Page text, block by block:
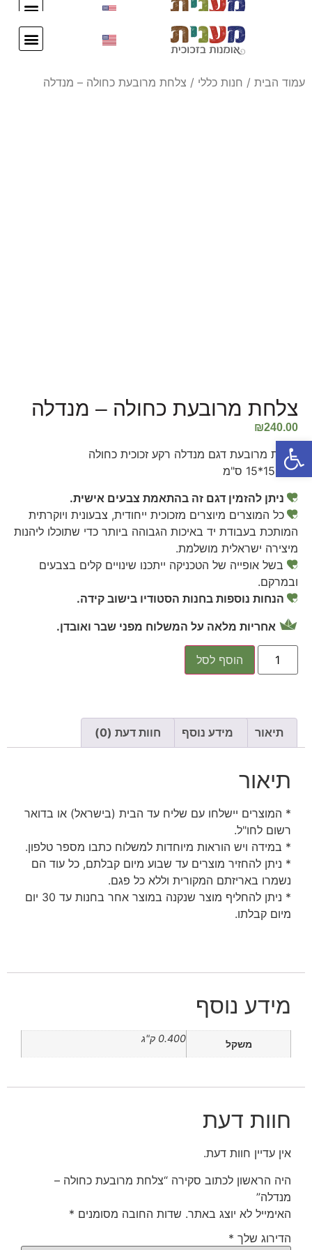
עמוד הבית / חנות כללי / צלחת מרובעת כחולה – מנדלה
צלחת מרובעת כחולה – מנדלה
₪240.00
צלחת מרובעת דגם מנדלה רקע זכוכית כחולה
גודל 15*15 ס"מ
ניתן להזמין דגם זה בהתאמת צבעים אישית.
כל המוצרים מיוצרים מזכוכית ייחודית, צבעונית ויוקרתית
המותכת בעבודת יד באיכות הגבוהה ביותר כדי שתוכלו ליהנות
מיצירה ישראלית מושלמת.
בשל אופייה של הטכניקה ייתכנו שינויים קלים בצבעים
ובמרקם.
הנחות נוספות בחנות הסטודיו בישוב קידה.
אחריות מלאה על המשלוח מפני שבר ואובדן.
הוסף לסל
תיאור מידע נוסף חוות דעת (0)
תיאור
* המוצרים יישלחו עם שליח עד הבית (בישראל) או בדואר
רשום לחו"ל.
* במידה ויש הוראות מיוחדות למשלוח כתבו מספר טלפון.
* ניתן להחזיר מוצרים עד שבוע מיום קבלתם, כל עוד הם
נשמרו באריזתם המקורית וללא כל פגם.
* ניתן להחליף מוצר שנקנה במוצר אחר בחנות עד 30 יום
מיום קבלתו.
מידע נוסף
משקל 0.400 ק"ג
חוות דעת
אין עדיין חוות דעת.
היה הראשון לכתוב סקירה “צלחת מרובעת כחולה –
מנדלה”
האימייל לא יוצג באתר. שדות החובה מסומנים *
הדירוג שלך *
פתח סרגל נגישות